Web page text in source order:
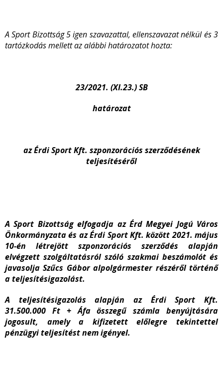
A Sport Bizottság 5 igen szavazattal, ellenszavazat nélkül és 3
tartózkodás mellett az alábbi határozatot hozta:
23/2021. (XI.23.) SB
határozat
az Érdi Sport Kft. szponzorációs szerződésének
teljesítéséről
A Sport Bizottság elfogadja az Érd Megyei Jogú Város
Önkormányzata és az Érdi Sport Kft. között 2021. május
10-én létrejött szponzorációs szerződés alapján
elvégzett szolgáltatásról szóló szakmai beszámolót és
javasolja Szűcs Gábor alpolgármester részéről történő
a teljesítésigazolást.
A teljesítésigazolás alapján az Érdi Sport Kft.
31.500.000 Ft + Áfa összegű számla benyújtására
jogosult, amely a kifizetett előlegre tekintettel
pénzügyi teljesítést nem igényel.